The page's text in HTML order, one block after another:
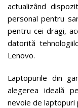
actualizând
personal pentru
pentru cei dragi,
datorită
Lenovo.
Laptopurile din
alegerea ideală
nevoie de